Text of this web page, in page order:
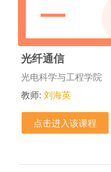
光纤通信
课程类别
光电科学与工程学院
教师: 刘海英
点击进入该课程